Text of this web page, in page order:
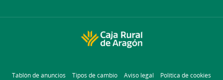
Tablón de anuncios Tipos de cambio Aviso legal Política de cookies